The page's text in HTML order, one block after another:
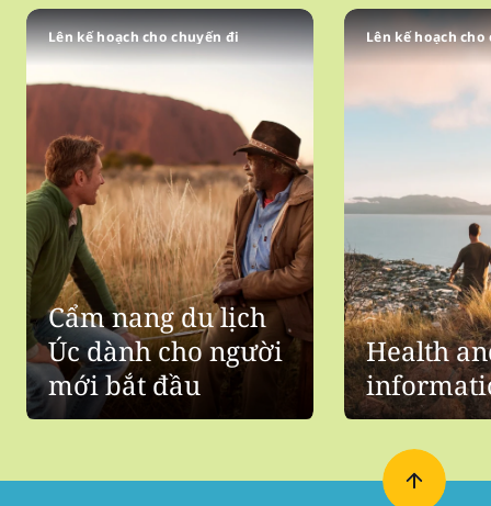
Lên kế hoạch cho chuyến đi
Cẩm nang du lịch
Úc dành cho người
mới bắt đầu
Lên kế hoạch
Health